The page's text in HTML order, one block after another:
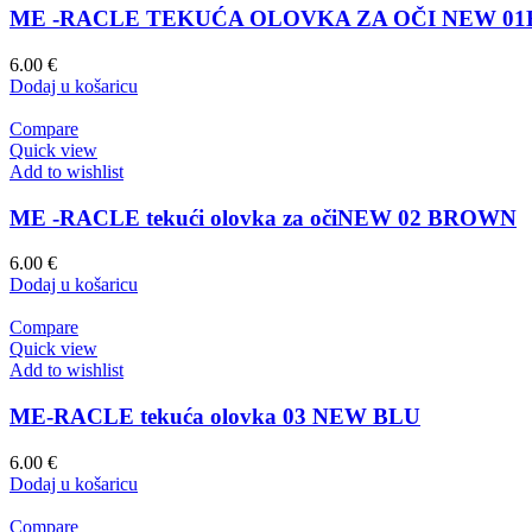
ME -RACLE TEKUĆA OLOVKA ZA OČI NEW
6.00 €
Dodaj u košaricu
Compare
Quick view
Add to wishlist
ME -RACLE tekući olovka za očiNEW 02 BROWN
6.00 €
Dodaj u košaricu
Compare
Quick view
Add to wishlist
ME-RACLE tekuća olovka 03 NEW BLU
6.00 €
Dodaj u košaricu
Compare